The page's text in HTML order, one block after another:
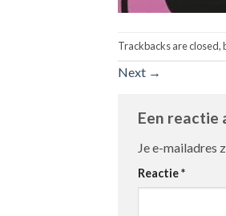
Trackbacks are closed,
Next →
Een reactie
Je e-mailadres
Reactie*